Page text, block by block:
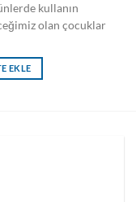
kullanın
olan çocuklar
EKLE